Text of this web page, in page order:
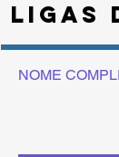
LIGAS
NOME